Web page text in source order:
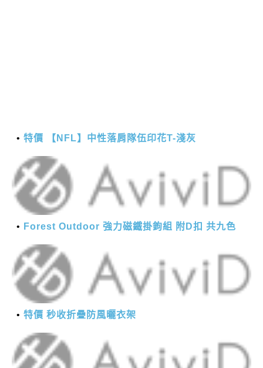
特價 【NFL】中性落肩隊伍印花T-淺灰
Forest Outdoor 強力磁鐵掛鉤組 附D扣 共九色
特價 秒收折疊防風曬衣架